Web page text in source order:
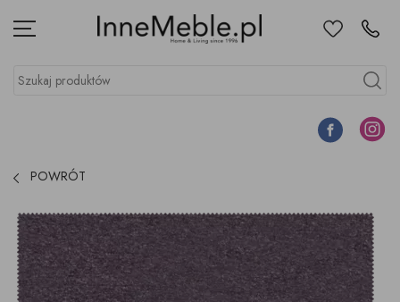
Menu UlubioneKontakt
Szukaj produktów
Szukaj
Facebook
POWRÓT